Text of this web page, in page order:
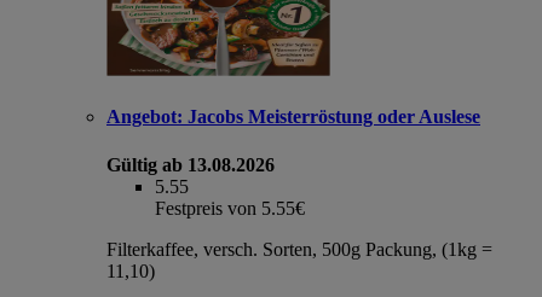
Angebot: Jacobs Meisterröstung oder Auslese
Gültig ab 13.08.2026
5.55
Festpreis von 5.55€
Filterkaffee, versch. Sorten, 500g Packung, (1kg =
11,10)